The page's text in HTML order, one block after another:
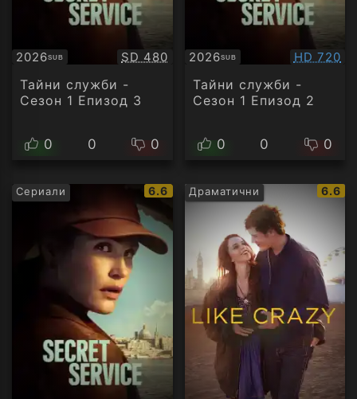
2026SUB
Субтитри Качество:
SD 480
Тайни служби -
Сезон 1 Епизод 3
0 0 0
2026SUB
Субтитри HD 720
Тайни служби -
Сезон 1 Епизод 2
0 0 0
Сериали
IMDb
рейтинг:
6.6 Драматични
IMDb
6.6